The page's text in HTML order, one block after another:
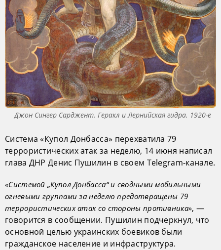
Джон Сингер Сарджент. Геракл и Лернийская гидра. 1920-е
Система «Купол Донбасса» перехватила 79
террористических атак за неделю, 14 июня написал
глава ДНР Денис Пушилин в своем Telegram-канале.
«Системой „Купол Донбасса“ и сводными мобильными
огневыми группами за неделю предотвращены 79
террористических атак со стороны противника», —
говорится в сообщении. Пушилин подчеркнул, что
основной целью украинских боевиков были
гражданское население и инфраструктура.